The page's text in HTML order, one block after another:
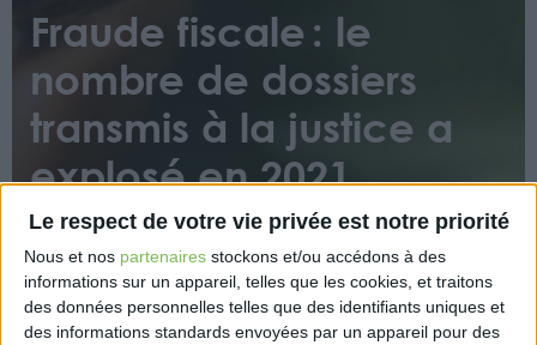
Le respect de votre vie privée est notre priorité
Nous et nos partenaires stockons et/ou accédons à des
informations sur un appareil, telles que les cookies, et traitons
des données personnelles telles que des identifiants uniques et
des informations standards envoyées par un appareil pour des
Fraude fiscale : le
nombre de dossiers
transmis à la justice a
explosé en 2021